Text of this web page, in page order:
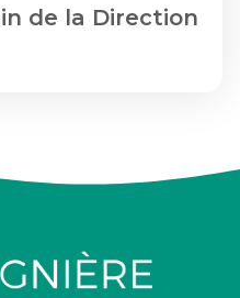
de la Direction